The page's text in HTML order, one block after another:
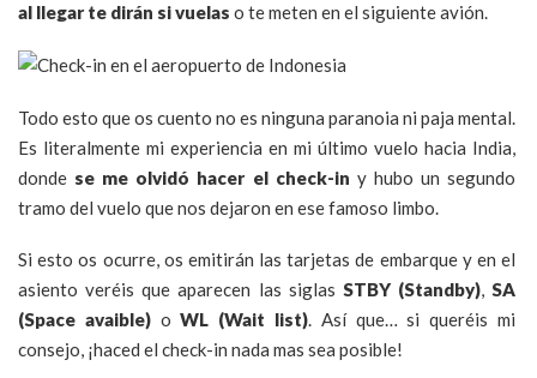
al llegar te dirán si vuelas o te meten en el siguiente avión.
Todo esto que os cuento no es ninguna paranoia ni paja mental.
Es literalmente mi experiencia en mi último vuelo hacia India,
donde se me olvidó hacer el check-in y hubo un segundo
tramo del vuelo que nos dejaron en ese famoso limbo.
Si esto os ocurre, os emitirán las tarjetas de embarque y en el
asiento veréis que aparecen las siglas STBY (Standby),SA
(Space avaible)oWL (Wait list). Así que… si queréis mi
consejo, ¡haced el check-in nada mas sea posible!